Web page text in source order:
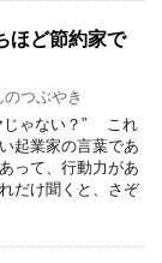
ほど節約家で
つぶやき
じゃない？” これ
起業家の言葉であ
って、行動力があ
だけ聞くと、さぞ